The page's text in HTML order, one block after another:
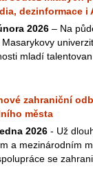
dezinformace i
2026 – Na
Masarykovy
mladí
zahraniční
města
2026 - Už
a mezinárodním
se